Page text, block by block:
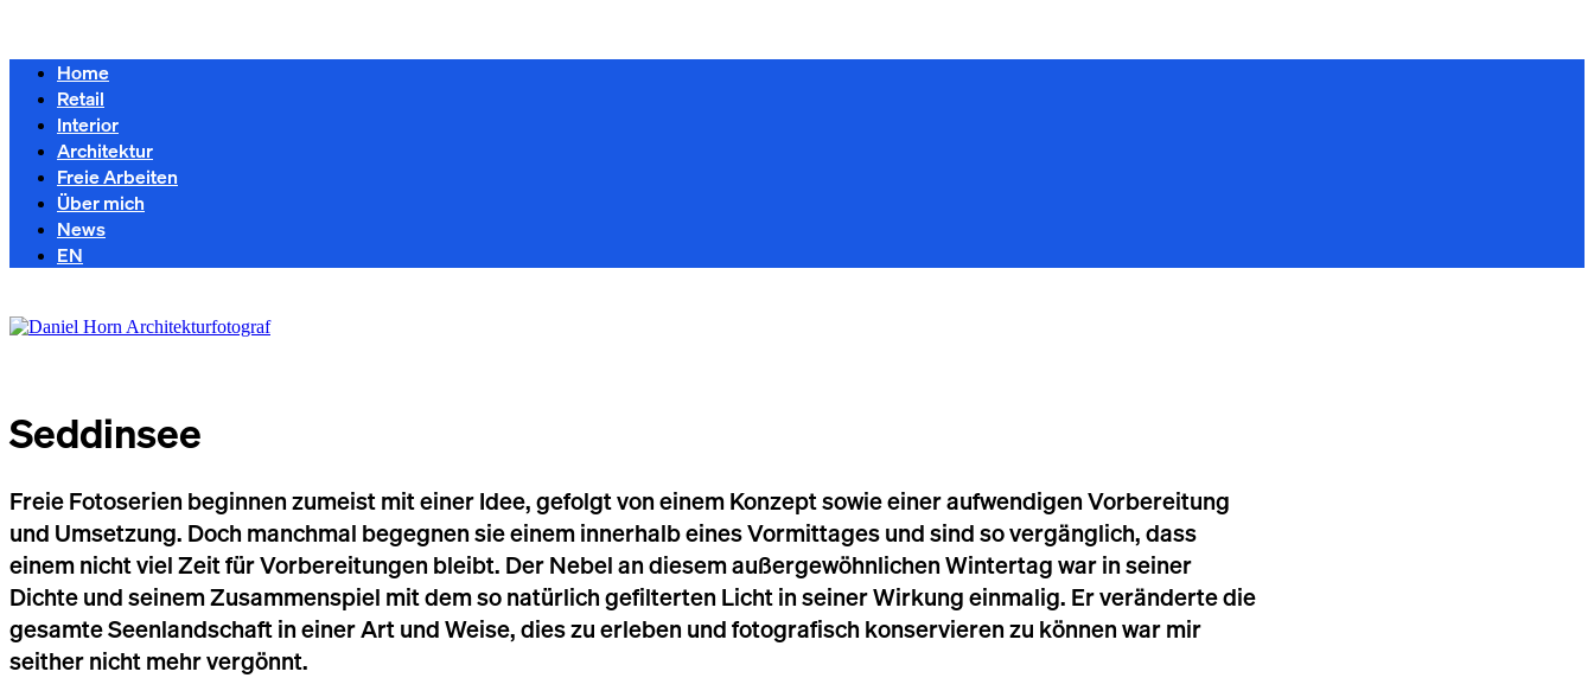
Home
Retail
Interior
Architektur
Freie Arbeiten
Über mich
News
EN
Seddinsee
Freie Fotoserien beginnen zumeist mit einer Idee, gefolgt von einem Konzept sowie einer aufwendigen Vorbereitung
und Umsetzung. Doch manchmal begegnen sie einem innerhalb eines Vormittages und sind so vergänglich, dass
einem nicht viel Zeit für Vorbereitungen bleibt. Der Nebel an diesem außergewöhnlichen Wintertag war in seiner
Dichte und seinem Zusammenspiel mit dem so natürlich gefilterten Licht in seiner Wirkung einmalig. Er veränderte die
gesamte Seenlandschaft in einer Art und Weise, dies zu erleben und fotografisch konservieren zu können war mir
seither nicht mehr vergönnt.